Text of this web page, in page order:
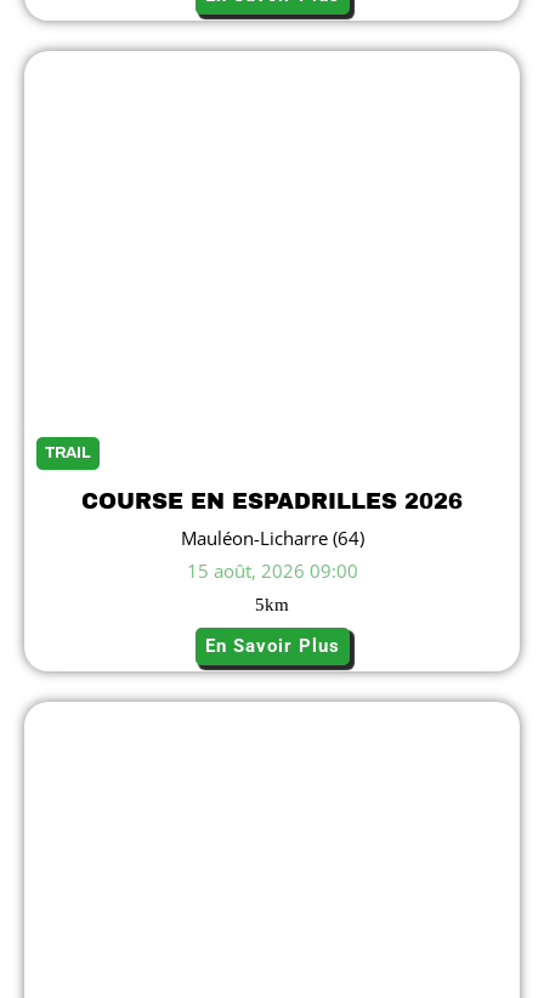
TRAIL
COURSE EN ESPADRILLES 2026
Mauléon-Licharre (64)
15 août, 2026 09:00
5km
En Savoir Plus